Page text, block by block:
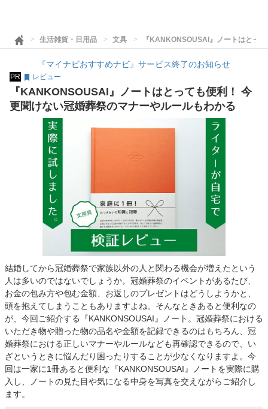
生活雑貨・日用品 文具 『KANKONSOUSAI』ノートはとっ
『マイナビおすすめナビ』サービス終了のお知らせ
PR レビュー
『KANKONSOUSAI』ノートはとっても便利！ 今
更聞けない冠婚葬祭のマナーやルールもわかる
結婚してから冠婚葬祭で家族以外の人と関わる機会が増えたという
人は多いのではないでしょうか。冠婚葬祭のイベントがあるたび、
お金の包み方や包む金額、お返しのプレゼントはどうしようかと、
頭を抱えてしまうこともありますよね。そんなときあると便利なの
が、今回ご紹介する『KANKONSOUSAI』ノート。冠婚葬祭における
いただき物や贈った物の品名や金額を記録できるのはもちろん、冠
婚葬祭における正しいマナーやルールなども再確認できるので、い
ざというときに悩んだり困ったりすることが少なくなりますよ。今
回は一家に1冊あると便利な『KANKONSOUSAI』ノートを実際に購
入し、ノートの見た目や気になる中身を写真を交えながらご紹介し
ます。